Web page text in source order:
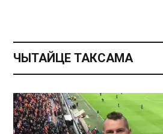
ЧЫТАЙЦЕ ТАКСАМА